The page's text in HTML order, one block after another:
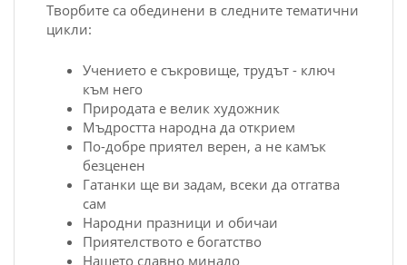
Творбите са обединени в следните тематични
цикли:
Учението е съкровище, трудът - ключ
към него
Природата е велик художник
Мъдростта народна да открием
По-добре приятел верен, а не камък
безценен
Гатанки ще ви задам, всеки да отгатва
сам
Народни празници и обичаи
Приятелството е богатство
Нашето славно минало